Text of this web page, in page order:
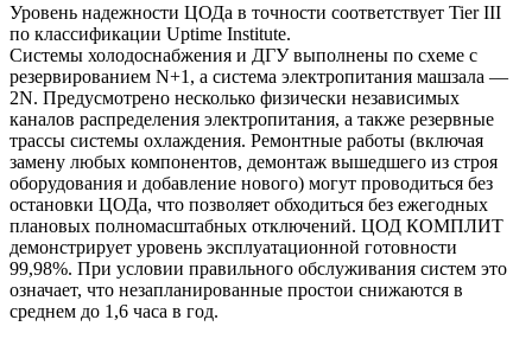
Уровень надежности ЦОДа в точности соответствует Tier III
по классификации Uptime Institute.
Системы холодоснабжения и ДГУ выполнены по схеме с
резервированием N+1, а система электропитания машзала —
2N. Предусмотрено несколько физически независимых
каналов распределения электропитания, а также резервные
трассы системы охлаждения. Ремонтные работы (включая
замену любых компонентов, демонтаж вышедшего из строя
оборудования и добавление нового) могут проводиться без
остановки ЦОДа, что позволяет обходиться без ежегодных
плановых полномасштабных отключений. ЦОД КОМПЛИТ
демонстрирует уровень эксплуатационной готовности
99,98%. При условии правильного обслуживания систем это
означает, что незапланированные простои снижаются в
среднем до 1,6 часа в год.